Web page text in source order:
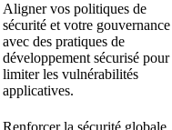
Aligner vos politiques de
sécurité et votre gouvernance
avec des pratiques de
développement sécurisé pour
limiter les vulnérabilités
applicatives.